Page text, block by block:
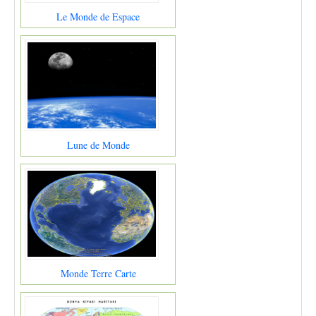
Le Monde de Espace
Lune de Monde
Monde Terre Carte